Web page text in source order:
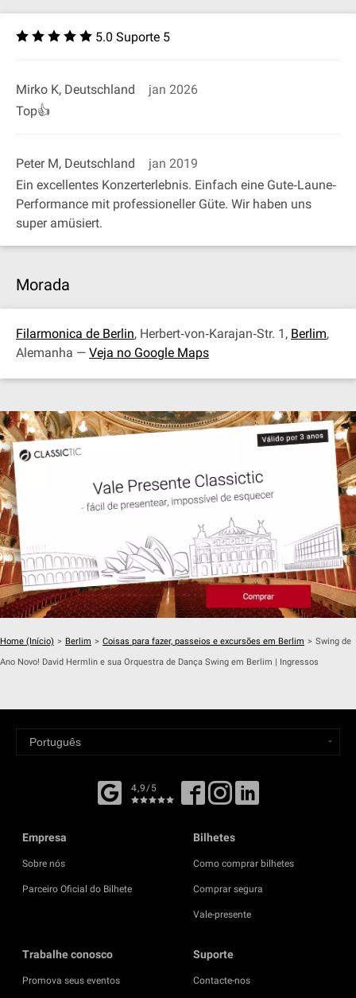
5.0 Suporte 5
Mirko K, Deutschland
jan 2026
Top👍
Peter M, Deutschland
jan 2019
Ein excellentes Konzerterlebnis. Einfach eine Gute‐Laune‐
Performance mit professioneller Güte. Wir haben uns
super amüsiert.
Morada
Filarmonica de Berlin, Herbert‐von‐Karajan‐Str. 1, Berlim,
Alemanha — Veja no Google Maps
Home (Início) > Berlim > Coisas para fazer, passeios e excursões em Berlim > Swing de
Ano Novo! David Hermlin e sua Orquestra de Dança Swing em Berlim | Ingressos
4,9/5
Empresa
Sobre nós
Parceiro Oficial do Bilhete
Bilhetes
Como comprar bilhetes
Comprar segura
Vale-presente
Trabalhe conosco
Promova seus eventos
Suporte
Contacte-nos